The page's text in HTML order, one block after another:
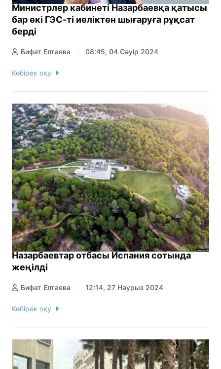
Министрлер кабинеті Назарбаевқа қатысы
бар екі ГЭС-ті иеліктен шығаруға рұқсат
берді
Бифат Елтаева 08:45, 04 Сәуір 2024
Көбірек оқу
Назарбаевтар отбасы Испания сотында
жеңілді
Бифат Елтаева 12:14, 27 Наурыз 2024
Көбірек оқу